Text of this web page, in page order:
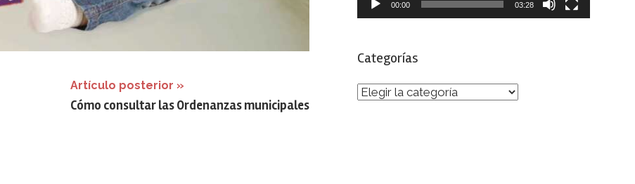
Artículo posterior
Cómo consultar las Ordenanzas municipales
00:00 03:28
Categorías
Categorías